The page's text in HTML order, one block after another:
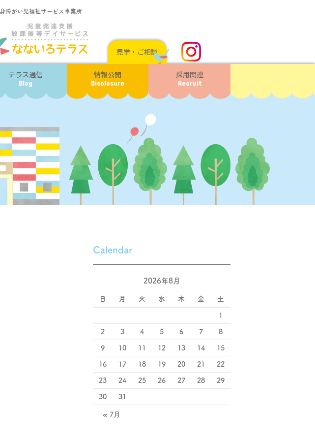
障がい児福祉サービス事業所
テラス通信
Blog
情報公開
Disclosure
採用関連
Recruit
見学・ご相談
Calendar
2026年8月
日 月 火 水 木 金 土
1
2 3 4 5 6 7 8
9 10 11 12 13 14 15
16 17 18 19 20 21 22
23 24 25 26 27 28 29
30 31
« 7月